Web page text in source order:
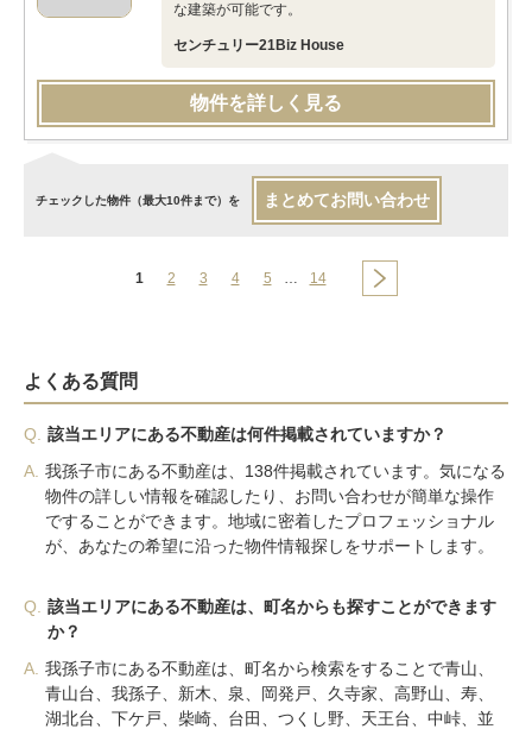
な建築が可能です。
センチュリー21Biz House
物件を詳しく見る
チェックした物件（最大10件まで）を まとめてお問い合わせ
1 2 3 4 5 … 14
よくある質問
Q.
該当エリアにある不動産は何件掲載されていますか？
A. 我孫子市にある不動産は、138件掲載されています。気になる
物件の詳しい情報を確認したり、お問い合わせが簡単な操作
ですることができます。地域に密着したプロフェッショナル
が、あなたの希望に沿った物件情報探しをサポートします。
Q.
該当エリアにある不動産は、町名からも探すことができます
か？
A. 我孫子市にある不動産は、町名から検索をすることで青山、
青山台、我孫子、新木、泉、岡発戸、久寺家、高野山、寿、
湖北台、下ケ戸、柴崎、台田、つくし野、天王台、中峠、並